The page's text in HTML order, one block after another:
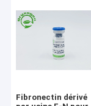
Fibronectin dérivé